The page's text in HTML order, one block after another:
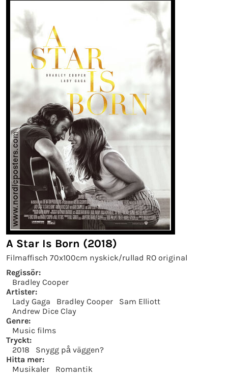
A Star Is Born (2018)
Filmaffisch 70x100cm nyskick/rullad RO original
Regissör:
Bradley Cooper
Artister:
Lady Gaga
Bradley Cooper
Sam Elliott
Andrew Dice Clay
Genre:
Music films
Tryckt:
2018
Snygg på väggen?
Hitta mer:
Musikaler
Romantik